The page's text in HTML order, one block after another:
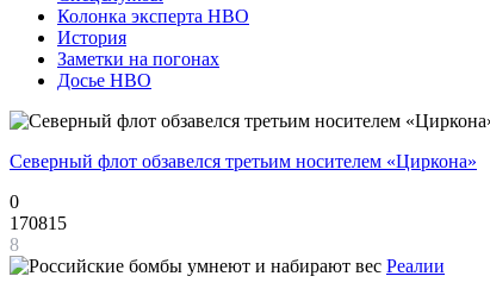
Колонка эксперта НВО
История
Заметки на погонах
Досье НВО
Северный флот обзавелся третьим носителем «Циркона»
0
170815
8
Реалии